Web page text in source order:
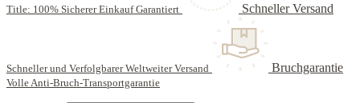
Title: 100% Sicherer Einkauf Garantiert Schneller Versand
Schneller und Verfolgbarer Weltweiter Versand Bruchgarantie
Volle Anti-Bruch-Transportgarantie